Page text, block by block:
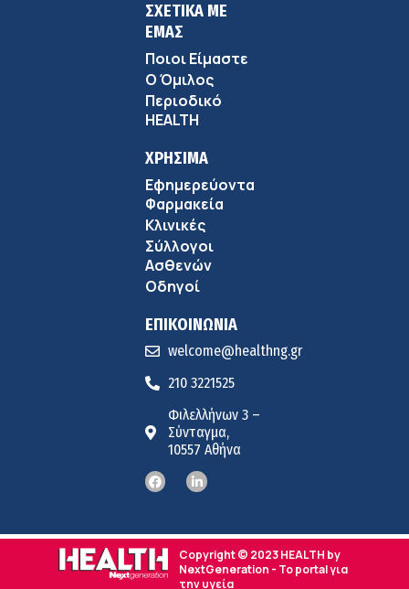
ΣΧΕΤΙΚΑ ΜΕ
ΕΜΑΣ
Ποιοι Είμαστε
Ο Όμιλος
Περιοδικό
HEALTH
ΧΡΗΣΙΜΑ
Εφημερεύοντα
Φαρμακεία
Κλινικές
Σύλλογοι
Ασθενών
Οδηγοί
ΕΠΙΚΟΙΝΩΝΙΑ
welcome@healthng.gr
210 3221525
Φιλελλήνων 3 –
Σύνταγμα,
10557 Αθήνα
Copyright © 2023 HEALTH by
NextGeneration - Το portal για
την υγεία